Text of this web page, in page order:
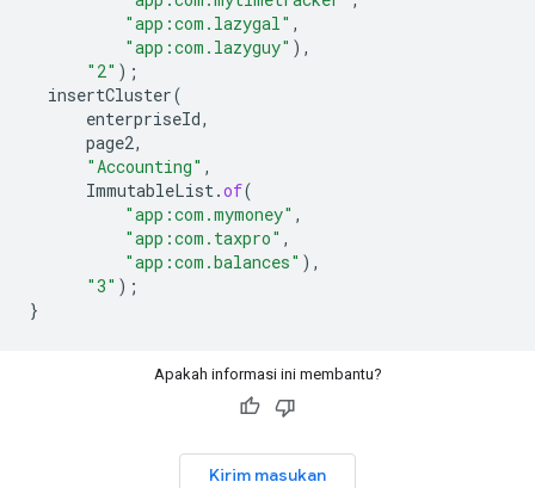
"app:com.lazygal" ,
"app:com.lazyguy" ),
"2" );
insertCluster(
enterpriseId,
page2,
"Accounting" ,
ImmutableList .of(
"app:com.mymoney" ,
"app:com.taxpro" ,
"app:com.balances" ),
"3" );
}
Apakah informasi ini membantu?
Kirim masukan